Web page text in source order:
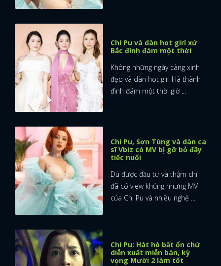
Chi Pu và dàn hot girl xứ
Bắc đình đám một thời
Không những ngày càng xinh
đẹp và dàn hot girl Hà thành
đình đám một thời giờ ...
Chi Pu, Sơn Tùng và dàn ca
sĩ Vbiz có MV bị gỡ bỏ đầy
tiếc nuối
Dù được đầu tư và thậm chí
đã có view khủng nhưng MV
của Chi Pu và nhiều nghệ ...
Chi Pu: Hát hò bất ổn chứ
diễn xuất miễn bàn, kỳ
vọng Mười 2 làm tốt